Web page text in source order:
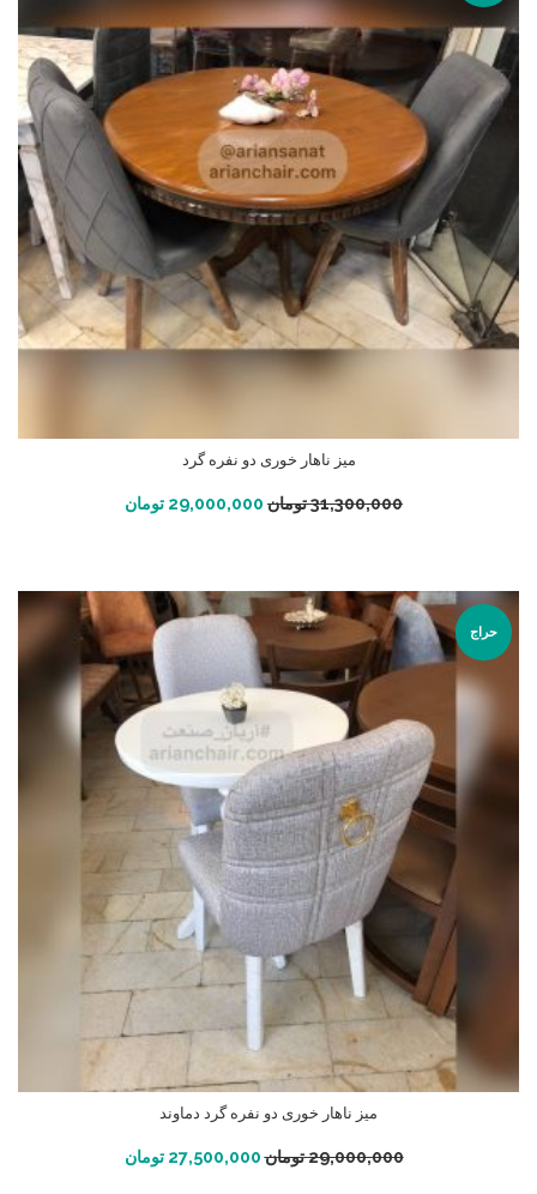
میز ناهار خوری دو نفره گرد
31,300,000تومان 29,000,000 تومان افزودن به سبد خرید
حراج
میز ناهار خوری دو نفره گرد دماوند
29,000,000تومان 27,500,000 تومان افزودن به سبد خرید